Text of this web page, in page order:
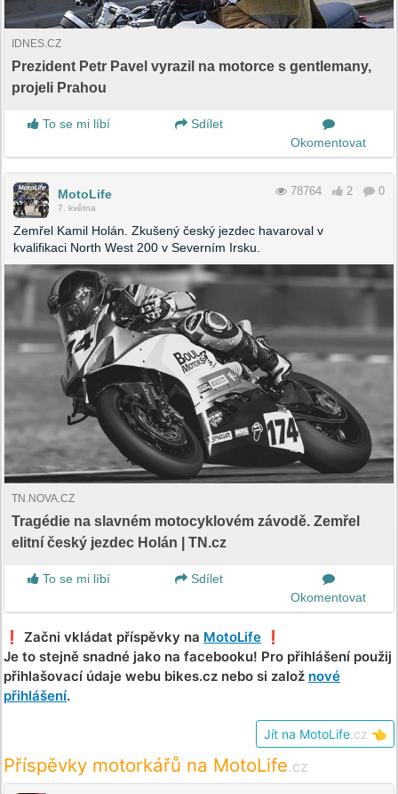
IDNES.CZ
Prezident Petr Pavel vyrazil na motorce s gentlemany,
projeli Prahou
To se mi líbí
Sdílet
Okomentovat
MotoLife
7. května
78764 2 0
Zemřel Kamil Holán. Zkušený český jezdec havaroval v
kvalifikaci North West 200 v Severním Irsku.
TN.NOVA.CZ
Tragédie na slavném motocyklovém závodě. Zemřel
elitní český jezdec Holán | TN.cz
To se mi líbí
Sdílet
Okomentovat
❗️ Začni vkládat příspěvky na MotoLife ❗️
Je to stejně snadné jako na facebooku! Pro přihlášení použij
přihlašovací údaje webu bikes.cz nebo si založ nové
přihlášení.
Jít na MotoLife .cz 👈
Příspěvky motorkářů na MotoLife.cz